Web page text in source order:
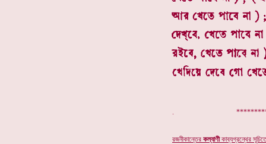
.
রজনীকান্তের কল্যাণীকাব্যগ্রন্থের